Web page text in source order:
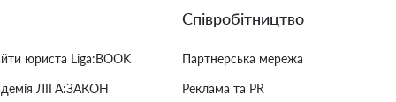
юриста Liga:BOOK
ЛІГА:ЗАКОН
Співробітництво
Партнерська мережа
Реклама та PR